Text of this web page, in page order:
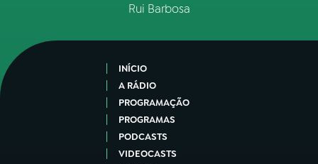
Rui Barbosa
INÍCIO
A RÁDIO
PROGRAMAÇÃO
PROGRAMAS
PODCASTS
VIDEOCASTS